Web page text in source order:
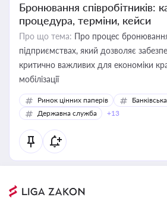
Бронювання співробітників:
процедура, терміни, кейси
Про що тема: Про процес бронювання
підприємствах, який дозволяє
критично важливих для економіки
мобілізації
Ринок цінних паперів
Державна служба
+13